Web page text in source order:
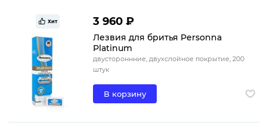
Хит 3 960 ₽
Лезвия для бритья Personna
Platinum
двустороннние, двухслойное покрытие, 200
штук
В корзину